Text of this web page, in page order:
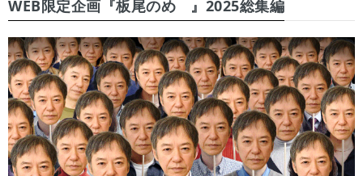
WEB限定企画『板尾のめ゙』2025総集編